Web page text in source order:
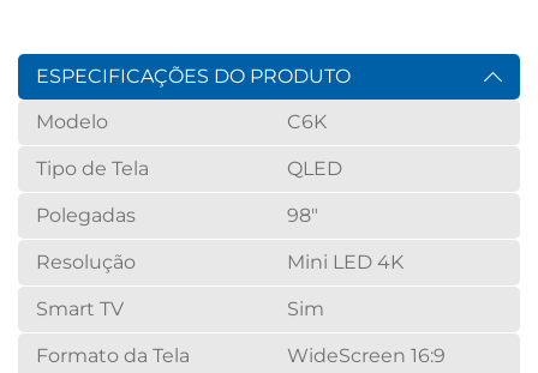
ESPECIFICAÇÕES DO PRODUTO
Modelo
C6K
Tipo de Tela QLED
Polegadas 98"
Resolução Mini LED 4K
Smart TV Sim
Formato da Tela WideScreen 16:9